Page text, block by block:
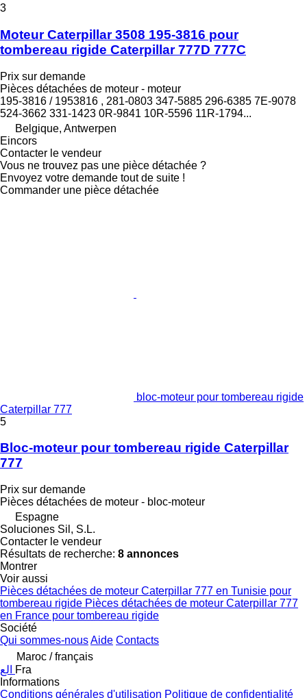
3
Moteur Caterpillar 3508 195-3816 pour
tombereau rigide Caterpillar 777D 777C
Prix sur demande
Pièces détachées de moteur - moteur
195-3816 / 1953816 , 281-0803 347-5885 296-6385 7E-9078
524-3662 331-1423 0R-9841 10R-5596 11R-1794...
Belgique, Antwerpen
Eincors
Contacter le vendeur
Vous ne trouvez pas une pièce détachée ?
Envoyez votre demande tout de suite !
Commander une pièce détachée
bloc-moteur pour tombereau rigide
Caterpillar 777
5
Bloc-moteur pour tombereau rigide Caterpillar
777
Prix sur demande
Pièces détachées de moteur - bloc-moteur
Espagne
Soluciones Sil, S.L.
Contacter le vendeur
Résultats de recherche: 8 annonces
Montrer
Voir aussi
Pièces détachées de moteur Caterpillar 777 en Tunisie pour
tombereau rigide Pièces détachées de moteur Caterpillar 777
en France pour tombereau rigide
Société
Qui sommes-nousAide Contacts
Maroc / français
Fra
Informations
Conditions générales d'utilisation Politique de confidentialité